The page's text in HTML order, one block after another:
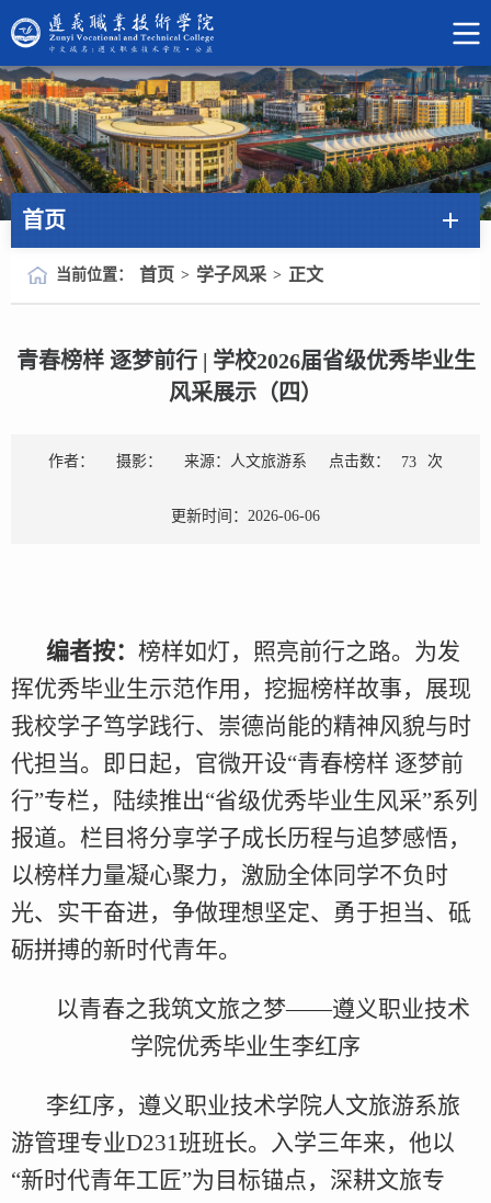
首页
当前位置： 首页 > 学子风采 > 正文
青春榜样 逐梦前行 | 学校2026届省级优秀毕业生
风采展示（四）
作者： 摄影： 来源：人文旅游系 点击数： 73 次
更新时间：2026-06-06
编者按： 榜样如灯，照亮前行之路。为发
挥优秀毕业生示范作用，挖掘榜样故事，展现
我校学子笃学践行、崇德尚能的精神风貌与时
代担当。即日起，官微开设“青春榜样 逐梦前
行”专栏，陆续推出“省级优秀毕业生风采”系列
报道。栏目将分享学子成长历程与追梦感悟，
以榜样力量凝心聚力，激励全体同学不负时
光、实干奋进，争做理想坚定、勇于担当、砥
砺拼搏的新时代青年。
以青春之我筑文旅之梦——遵义职业技术
学院优秀毕业生李红序
李红序，遵义职业技术学院人文旅游系旅
游管理专业D231班班长。入学三年来，他以
“新时代青年工匠”为目标锚点，深耕文旅专